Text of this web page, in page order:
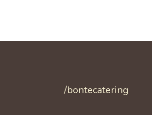
/bontecatering